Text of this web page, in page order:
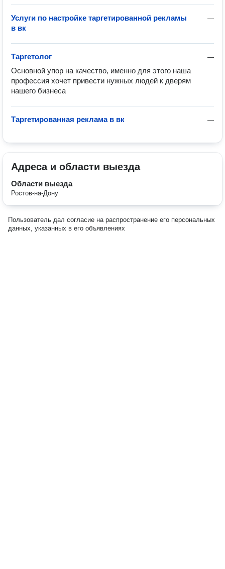
—
Услуги по настройке таргетированной рекламы
в вк
—
Таргетолог
Основной упор на качество, именно для этого наша
профессия хочет привести нужных людей к дверям
нашего бизнеса
—
Таргетированная реклама в вк
Адреса и области выезда
Области выезда
Ростов-на-Дону
Пользователь дал согласие на распространение его персональных
данных, указанных в его объявлениях